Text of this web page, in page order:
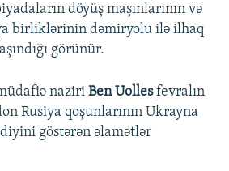
döyüş maşınlarının və
birliklərinin dəmiryolu ilə ilhaq
görünür.
naziri Ben Uollesfevralın
Rusiya qoşunlarının Ukrayna
göstərən əlamətlər